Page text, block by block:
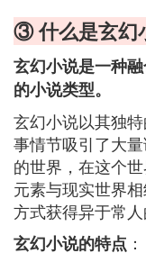
③ 什么是玄幻
玄幻小说是一种
的小说类型。
玄幻小说以其独
事情节吸引了大
的世界，在这个
元素与现实世界
方式获得异于常
玄幻小说的特点 ：